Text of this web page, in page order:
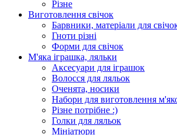
Різне
Виготовлення свічок
Барвники, матеріали для
Гноти різні
Форми для свічок
М'яка іграшка, ляльки
Аксесуари для іграшок
Волосся для ляльок
Оченята, носики
Набори для виготовлення
Різне потрібне :)
Голки для ляльок
Мініатюри